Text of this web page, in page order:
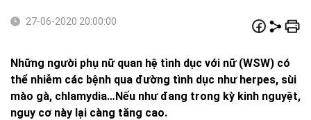
27-06-2020 20:00:00
Những người phụ nữ quan hệ tình dục với nữ (WSW) có
thể nhiễm các bệnh qua đường tình dục như herpes, sùi
mào gà, chlamydia…Nếu như đang trong kỳ kinh nguyệt,
nguy cơ này lại càng tăng cao.